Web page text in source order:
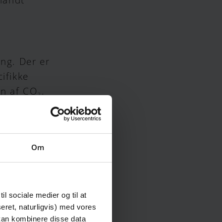
Om
sociale medier og til at
naturligvis) med vores
kombinere disse data
Der er
af CO 2.
en
gør
for